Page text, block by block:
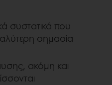
συστατικά που
σημασία
ακόμη και